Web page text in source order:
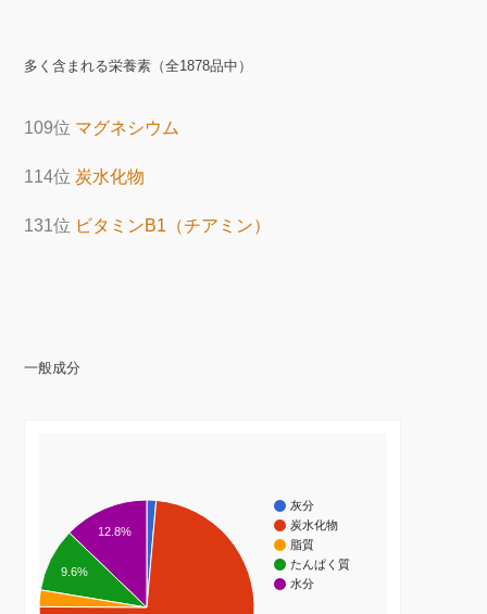
多く含まれる栄養素（全1878品中）
109位 マグネシウム
114位 炭水化物
131位 ビタミンB1（チアミン）
一般成分
灰分
炭水化物
脂質
たんぱく質
水分
12.8%
9.6%